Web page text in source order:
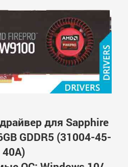
для Sapphire
GDDR5 (31004-45-
40A)